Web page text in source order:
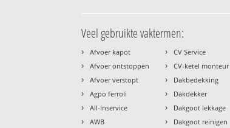
Veel gebruikte vaktermen:
› Afvoer kapot
› Afvoer ontstoppen
› Afvoer verstopt
› Agpo ferroli
› All-Inservice
› AWB
› CV Service
› CV-ketel monteur
› Dakbedekking
› Dakdekker
› Dakgoot lekkage
› Dakgoot reinigen